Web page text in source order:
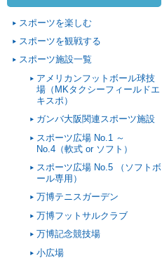
スポーツを楽しむ
スポーツを観戦する
スポーツ施設一覧
アメリカンフットボール球技
場（MKタクシーフィールドエ
キスポ）
ガンバ大阪関連スポーツ施設
スポーツ広場 No.1 ～
No.4（軟式 or ソフト）
スポーツ広場 No.5 （ソフトボ
ール専用）
万博テニスガーデン
万博フットサルクラブ
万博記念競技場
小広場